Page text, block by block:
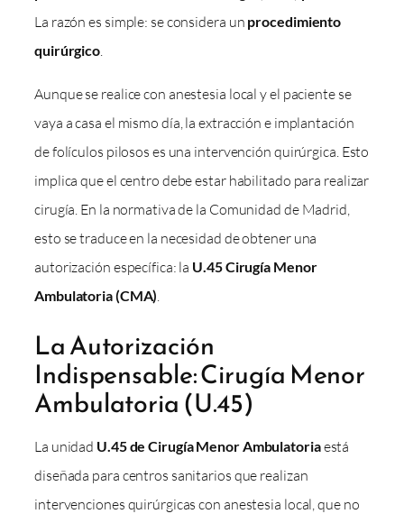
La razón es simple: se considera un procedimiento
quirúrgico
Aunque se realice con anestesia local y el paciente se
vaya a casa el mismo día, la extracción e implantación
de folículos pilosos es una intervención quirúrgica. Esto
implica que el centro debe estar habilitado para realizar
cirugía. En la normativa de la Comunidad de Madrid,
esto se traduce en la necesidad de obtener una
autorización específica: la U.45 Cirugía Menor
Ambulatoria (CMA)
La Autorización
Indispensable: Cirugía Menor
Ambulatoria (U.45)
La unidad U.45 de Cirugía Menor Ambulatoriaestá
diseñada para centros sanitarios que realizan
intervenciones quirúrgicas con anestesia local, que no